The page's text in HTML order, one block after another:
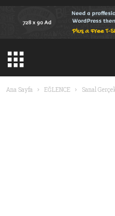
Ana Sayfa EĞLENCE Sanal